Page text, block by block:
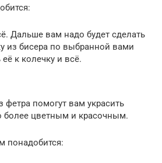
Дальше вам надо будет сделать
из бисера по выбранной вами
к колечку и всё.
фетра помогут вам украсить
более цветным и красочным.
понадобится: